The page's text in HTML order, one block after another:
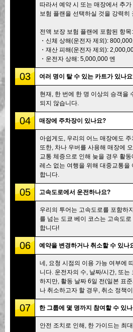
따라서 예약 시 또는 매장에서 추
보험 플랜을 선택하실 것을 강력히
전액 보장 보험 플랜에 포함된 항목:
・신체 상해(운전자 제외):
・재산 피해(운전자 제외):
・운전자 상해: 5,000,000 엔
03 여러 명이 탈 수 있는 카트가 있나
현재, 한 번에 한 명 이상의 승객을
되지 않습니다.
04 매장에 주차장이 있나요?
아쉽게도, 우리의 어느 매장에도
또한, 차나 우버를 사용해 매장에
교통 체증으로 인해 늦을 경우 활
레스 없는 여행을 위해 대중교통을
합니다.
05 고속도로에서 운전하나요?
우리의 투어는 고속도로를 포함하
를 넘는 도쿄 베이 코스는 고속도
합니다!
06 예약을 변경하거나 취소할 수 있나
네, 요청 시점의 이용 가능 여부에
니다. 운전자의 수, 날짜/시간, 또는
하지만, 활동 날짜 6일 전(일본 표
나 취소하고자 할 경우, 취소 정책
07 한 그룹에 몇 명까지 참여할 수 있
안전 조치로 인해, 한 가이드는 최